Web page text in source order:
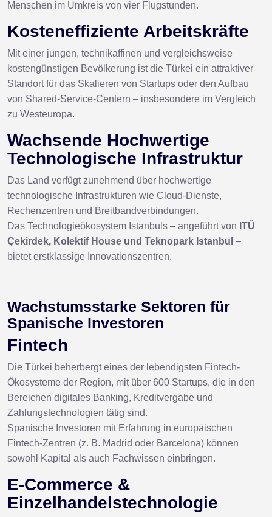
Menschen im Umkreis von vier Flugstunden.
Kosteneffiziente Arbeitskräfte
Mit einer jungen, technikaffinen und vergleichsweise
kostengünstigen Bevölkerung ist die Türkei ein attraktiver
Standort für das Skalieren von Startups oder den Aufbau
von Shared-Service-Centern – insbesondere im Vergleich
zu Westeuropa.
Wachsende Hochwertige
Technologische Infrastruktur
Das Land verfügt zunehmend über hochwertige
technologische Infrastrukturen wie Cloud-Dienste,
Rechenzentren und Breitbandverbindungen.
Das Technologieökosystem Istanbuls – angeführt von ITÜ
Çekirdek, Kolektif House und Teknopark Istanbul –
bietet erstklassige Innovationszentren.
Wachstumsstarke Sektoren für
Spanische Investoren
Fintech
Die Türkei beherbergt eines der lebendigsten Fintech-
Ökosysteme der Region, mit über 600 Startups, die in den
Bereichen digitales Banking, Kreditvergabe und
Zahlungstechnologien tätig sind.
Spanische Investoren mit Erfahrung in europäischen
Fintech-Zentren (z. B. Madrid oder Barcelona) können
sowohl Kapital als auch Fachwissen einbringen.
E-Commerce &
Einzelhandelstechnologie